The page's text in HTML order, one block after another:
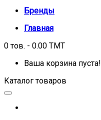
Бренды
Главная
0 тов. - 0.00 TMT
Ваша корзина пуста!
Каталог товаров